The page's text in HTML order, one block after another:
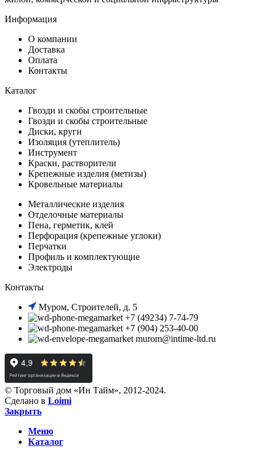
Информация
О компании
Доставка
Оплата
Контакты
Каталог
Гвозди и скобы строительные
Гвозди и скобы строительные
Диски, круги
Изоляция (утеплитель)
Инструмент
Краски, растворители
Крепежные изделия (метизы)
Кровельные материалы
Металлические изделия
Отделочные материалы
Пена, герметик, клей
Перфорация (крепежные углоки)
Перчатки
Профиль и комплектующие
Электроды
Контакты
Муром, Строителей, д. 5
+7 (49234) 7-74-79
+7 (904) 253-40-00
murom@intime-ltd.ru
© Торговый дом «Ин Тайм», 2012-2024.
Сделано в Loimi
Закрыть
Меню
Каталог